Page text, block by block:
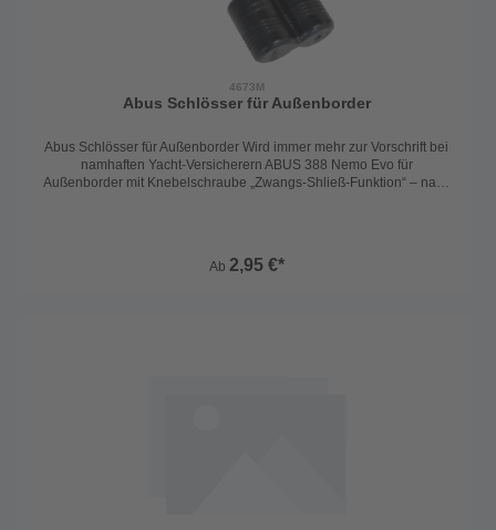
4673M
Abus Schlösser für Außenborder
Abus Schlösser für Außenborder Wird immer mehr zur Vorschrift bei
namhaften Yacht-Versicherern ABUS 388 Nemo Evo für
Außenborder mit Knebelschraube „Zwangs-Shließ-Funktion“ – nach
Ab 2,95 €*